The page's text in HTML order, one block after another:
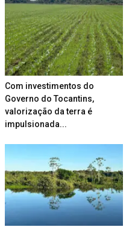
Com investimentos do
Governo do Tocantins,
valorização da terra é
impulsionada...